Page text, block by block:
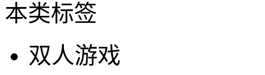
本类标签
双人游戏